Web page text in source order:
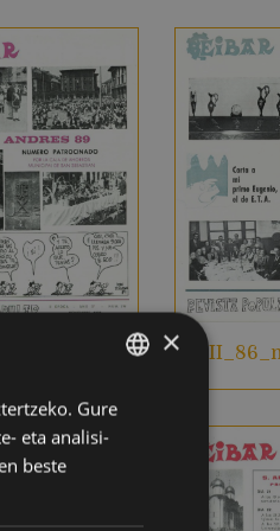
BASQUE
SPANISH
×
Gure
eta analisi-
beste